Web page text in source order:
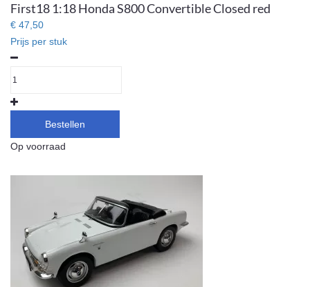
First18 1:18 Honda S800 Convertible Closed red
€ 47,50
Prijs per stuk
Bestellen
Op voorraad